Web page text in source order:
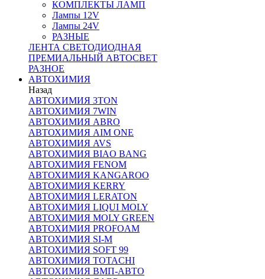
КОМПЛЕКТЫ ЛАМП
Лампы 12V
Лампы 24V
РАЗНЫЕ
ЛЕНТА СВЕТОДИОДНАЯ
ПРЕМИАЛЬНЫЙ АВТОСВЕТ
РАЗНОЕ
АВТОХИМИЯ
Назад
АВТОХИМИЯ 3TON
АВТОХИМИЯ 7WIN
АВТОХИМИЯ ABRO
АВТОХИМИЯ AIM ONE
АВТОХИМИЯ AVS
АВТОХИМИЯ BIAO BANG
АВТОХИМИЯ FENOM
АВТОХИМИЯ KANGAROO
АВТОХИМИЯ KERRY
АВТОХИМИЯ LERATON
АВТОХИМИЯ LIQUI MOLY
АВТОХИМИЯ MOLY GREEN
АВТОХИМИЯ PROFOAM
АВТОХИМИЯ SI-M
АВТОХИМИЯ SOFT 99
АВТОХИМИЯ TOTACHI
АВТОХИМИЯ ВМП-АВТО